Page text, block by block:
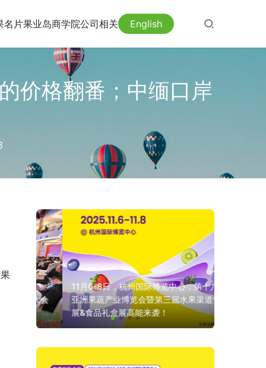
名片果业岛商学院公司相关 English
价格翻番；中缅口岸
11月6-8日，杭州国际博览中心，第十八届
亚洲果蔬产业博览会暨第三届水果渠道食品
展&食品礼盒展高能来袭！